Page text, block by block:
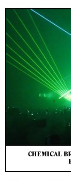
CHEMICAL